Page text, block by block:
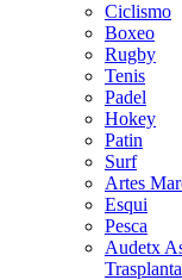
Ciclismo
Boxeo
Rugby
Tenis
Padel
Hokey
Patin
Surf
Artes
Esqui
Pesca
Audetx